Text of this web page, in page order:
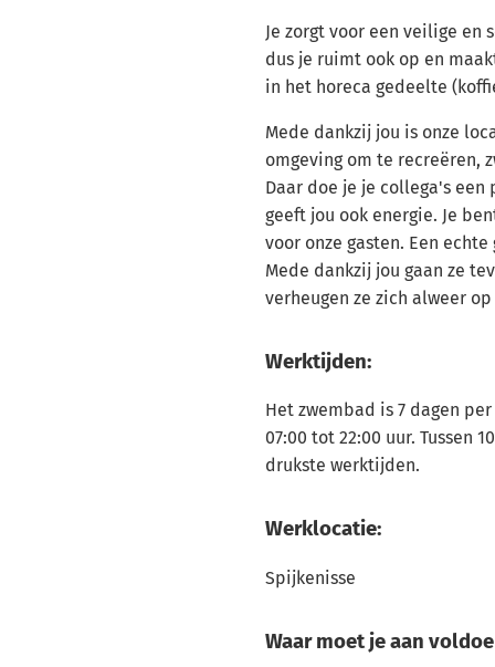
Je zorgt voor een veilige en
dus je ruimt ook op en
in het horeca gedeelte
Mede dankzij jou is onze
omgeving om te recreëren,
Daar doe je je collega's
geeft jou ook energie. Je
voor onze gasten. Een
Mede dankzij jou gaan ze
verheugen ze zich alweer
Werktijden:
Het zwembad is 7 dagen
07:00 tot 22:00 uur. Tussen
drukste werktijden.
Werklocatie:
Spijkenisse
Waar moet je aan